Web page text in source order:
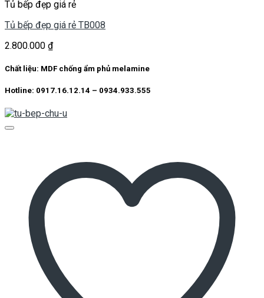
Tủ bếp đẹp giá rẻ
Tủ bếp đẹp giá rẻ TB008
2.800.000 ₫
Chất liệu: MDF chống ẩm phủ melamine
Hotline: 0917.16.12.14 – 0934.933.555